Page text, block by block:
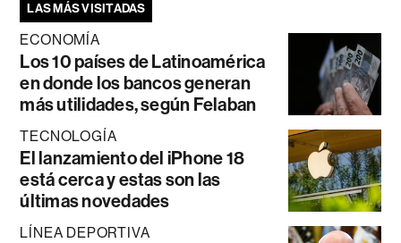
LAS MÁS VISITADAS
ECONOMÍA
Los 10 países de Latinoamérica
en donde los bancos generan
más utilidades, según Felaban
TECNOLOGÍA
El lanzamiento del iPhone 18
está cerca y estas son las
últimas novedades
LÍNEA DEPORTIVA